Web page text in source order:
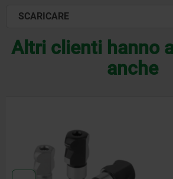
SCARICARE
Altri clienti hanno
anche